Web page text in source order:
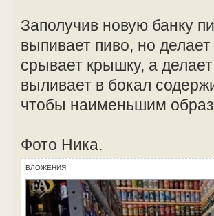
Заполучив новую банку
выпивает пиво, но
срывает крышку, а
выливает в бокал
чтобы наименьшим
Фото Ника.
ВЛОЖЕНИЯ